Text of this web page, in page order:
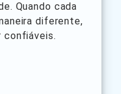
Quando cada
diferente,
confiáveis.